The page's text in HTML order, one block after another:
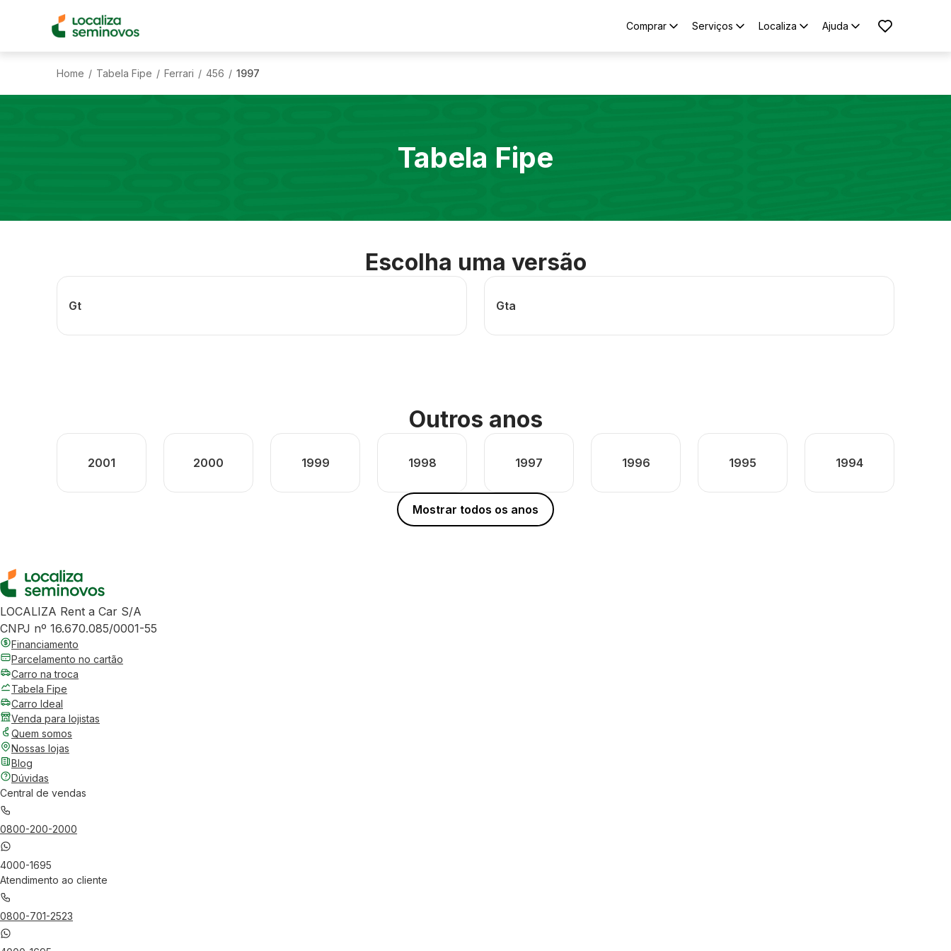
Comprar Serviços Localiza Ajuda
Home / Tabela Fipe / Ferrari / 456 / 1997
Tabela Fipe
Escolha uma versão
Gt Gta
Outros anos
2001 2000 1999 1998 1997 1996 1995 1994
Mostrar todos os anos
LOCALIZA Rent a Car S/A
CNPJ nº 16.670.085/0001-55
Financiamento
Parcelamento no cartão
Carro na troca
Tabela Fipe
Carro Ideal
Venda para lojistas
Quem somos
Nossas lojas
Blog
Dúvidas
Central de vendas
0800-200-2000
4000-1695
Atendimento ao cliente
0800-701-2523